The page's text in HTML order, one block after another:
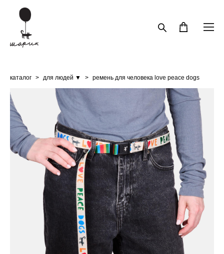
каталог > для людей ▼ > ремень для человека love peace dogs